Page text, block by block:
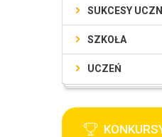
SUKCESY
SZKOŁA
UCZEŃ